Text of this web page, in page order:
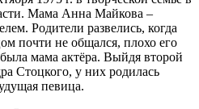
Мама Анна Майкова –
Родители развелись, когда
почти не общался, плохо его
мама актёра. Выйдя второй
Стоцкого, у них родилась
певица.